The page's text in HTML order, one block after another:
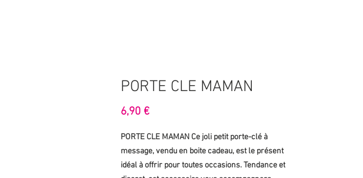
PORTE CLE MAMAN
6,90 €Prix
PORTE CLE MAMAN Ce joli petit porte-clé à
message, vendu en boite cadeau, est le présent
idéal à offrir pour toutes occasions. Tendance et